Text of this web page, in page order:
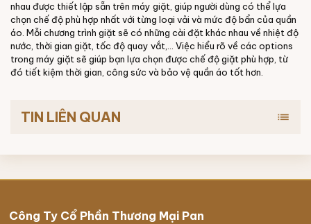
nhau được thiết lập sẵn trên máy giặt, giúp người dùng có thể lựa
chọn chế độ phù hợp nhất với từng loại vải và mức độ bẩn của quần
áo. Mỗi chương trình giặt sẽ có những cài đặt khác nhau về nhiệt độ
nước, thời gian giặt, tốc độ quay vắt,... Việc hiểu rõ về các options
trong máy giặt sẽ giúp bạn lựa chọn được chế độ giặt phù hợp, từ
đó tiết kiệm thời gian, công sức và bảo vệ quần áo tốt hơn.
TIN LIÊN QUAN list
Công Ty Cổ Phần Thương Mại Pan